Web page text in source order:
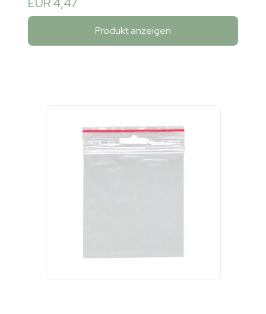
EUR 4,47
Produkt anzeigen